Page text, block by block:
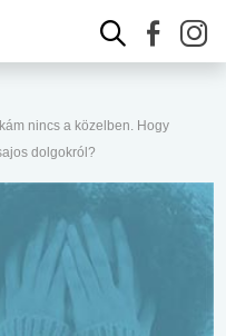
nincs a közelben. Hogy
dolgokról?